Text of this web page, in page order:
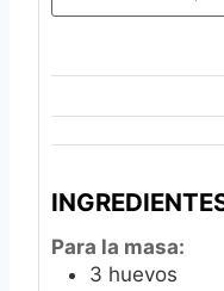
Para la masa:
3 huevos